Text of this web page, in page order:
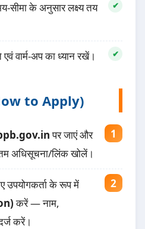
सीमा के अनुसार लक्ष्य तय
वार्म-अप का ध्यान रखें।
to Apply)
पर जाएं और
अधिसूचना/लिंक खोलें।
उपयोगकर्ता के रूप में
करें — नाम,
करें।